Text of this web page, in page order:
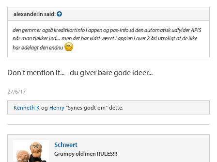
alexanderln said:
den gemmer også kreditkortinfo i appen og pas-info så den automatisk udfylder APIS
når man tjekker ind... men det har vidst været i app'en i over 2 år! utroligt at de ikke
har ødelagt den endnu
Don't mention it... - du giver bare gode ideer...
27/6/17
Kenneth K og Henry "Synes godt om" dette.
Schwert
Grumpy old men RULES!!!